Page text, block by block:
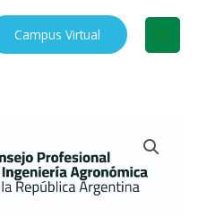
Campus Virtual